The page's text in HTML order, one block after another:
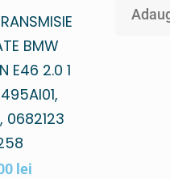
BMW
E46 2.0 1
0682123
lei